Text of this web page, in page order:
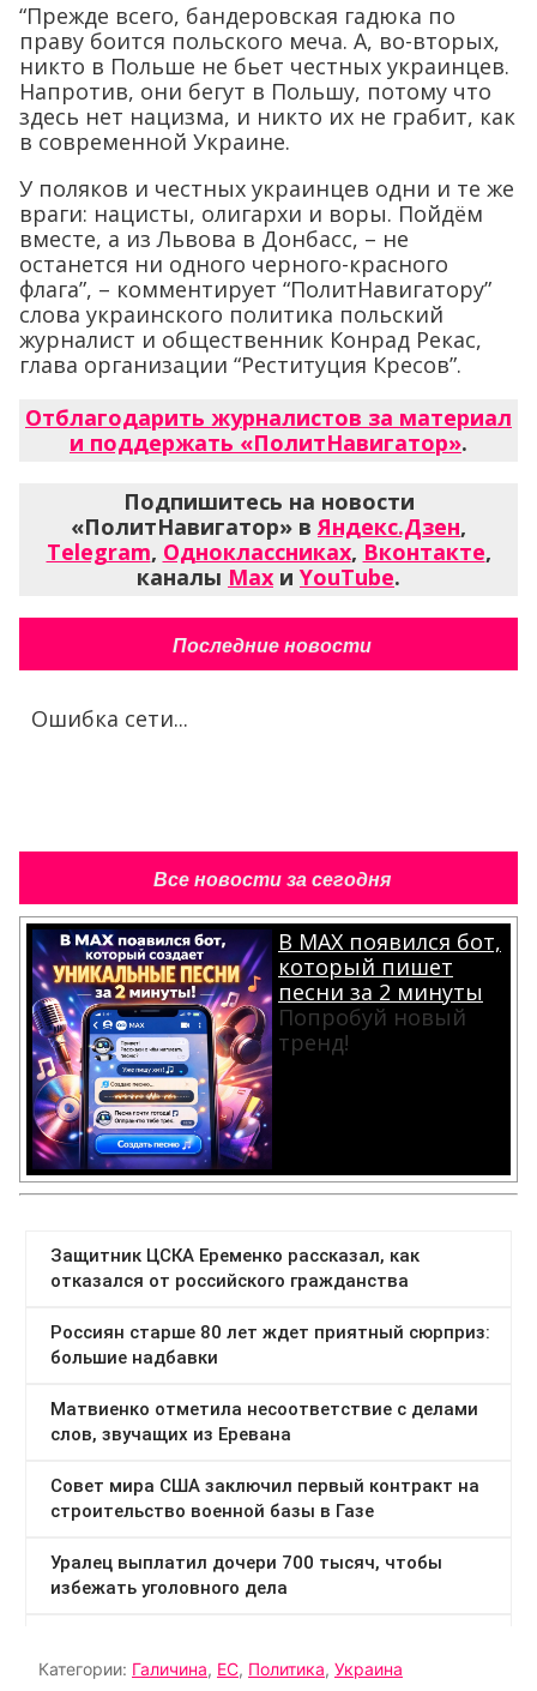
“Прежде всего, бандеровская гадюка по
праву боится польского меча. А, во-вторых,
никто в Польше не бьет честных украинцев.
Напротив, они бегут в Польшу, потому что
здесь нет нацизма, и никто их не грабит, как
в современной Украине.
У поляков и честных украинцев одни и те же
враги: нацисты, олигархи и воры. Пойдём
вместе, а из Львова в Донбасс, – не
останется ни одного черного-красного
флага”, – комментирует “ПолитНавигатору”
слова украинского политика польский
журналист и общественник Конрад Рекас,
глава организации “Реституция Кресов”.
Отблагодарить журналистов за материал
и поддержать «ПолитНавигатор».
Подпишитесь на новости
«ПолитНавигатор» вЯндекс.Дзен,
Telegram, Одноклассниках, Вконтакте,
каналы Max и YouTube.
Последние новости
Ошибка сети...
Все новости за сегодня
В MAX появился бот,
который пишет
песни за 2 минуты
Попробуй новый
тренд!
Категории: Галичина, ЕС, Политика, Украина